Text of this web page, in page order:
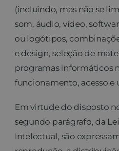
(incluindo, mas não se
som, áudio, vídeo,
ou logótipos,
e design, seleção de
programas informáticos
funcionamento, acesso e
Em virtude do disposto
segundo parágrafo, da
Intelectual, são